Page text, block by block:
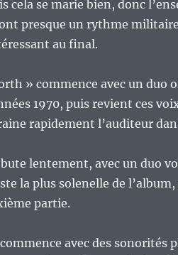
cela se marie bien, donc
presque un rythme
au final.
» commence avec un duo
1970, puis revient ces
rapidement l’auditeur
lentement, avec un duo
la plus solenelle de
partie.
avec des sonorités